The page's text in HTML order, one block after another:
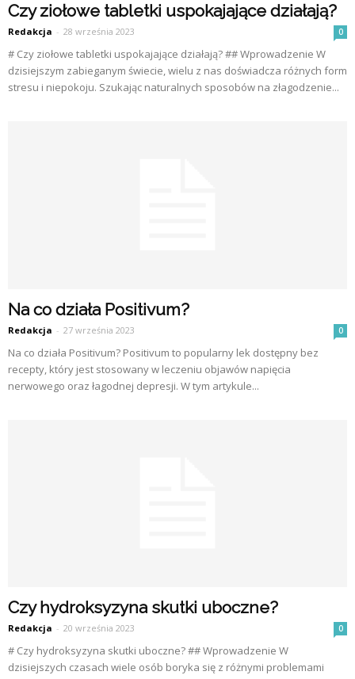
Czy ziołowe tabletki uspokajające działają?
Redakcja - 28 września 2023 0
# Czy ziołowe tabletki uspokajające działają? ## Wprowadzenie W
dzisiejszym zabieganym świecie, wielu z nas doświadcza różnych form
stresu i niepokoju. Szukając naturalnych sposobów na złagodzenie...
Na co działa Positivum?
Redakcja - 27 września 2023 0
Na co działa Positivum? Positivum to popularny lek dostępny bez
recepty, który jest stosowany w leczeniu objawów napięcia
nerwowego oraz łagodnej depresji. W tym artykule...
Czy hydroksyzyna skutki uboczne?
Redakcja - 20 września 2023 0
# Czy hydroksyzyna skutki uboczne? ## Wprowadzenie W
dzisiejszych czasach wiele osób boryka się z różnymi problemami